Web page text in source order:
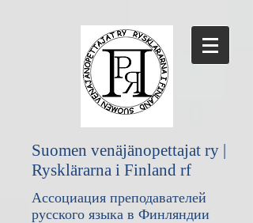
Suomen venäjänopettajat ry |
Rysklärarna i Finland rf
Ассоциация преподавателей
русского языка в Финляндии